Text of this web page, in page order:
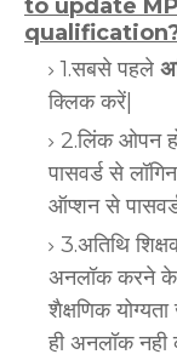
to update
1.सबसे पहले
क्लिक करें|
2.लिंक ओपन
पासवर्ड से
ऑप्शन से
3.अतिथि
अनलॉक करने के
शैक्षणिक
ही अनलॉक नही